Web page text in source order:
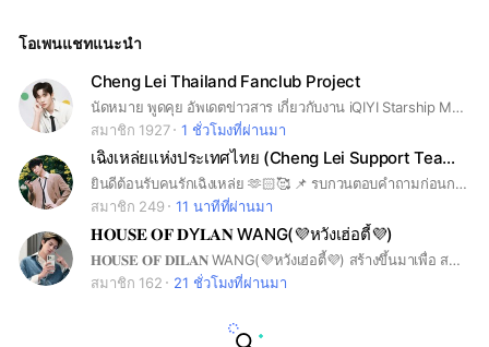
โอเพนแชทแนะนำ
Cheng Lei Thailand Fanclub Project
นัดหมาย พูดคุย อัพเดตข่าวสาร เกี่ยวกับงาน iQIYI Starship Meed and Greet ที่จะจัดขึ้นในวันที่ 25 เมษายน 2569
สมาชิก 1927
1 ชั่วโมงที่ผ่านมา
เฉิงเหล่ยแห่งประเทศไทย (Cheng Lei Support Team 🇹🇭)
ยินดีต้อนรับคนรักเฉิงเหล่ย 🫶🏻🥰 📌 รบกวนตอบคำถามก่อนกดเข้าบ้านค่ะ
สมาชิก 249
11 นาทีที่ผ่านมา
𝐇𝐎𝐔𝐒𝐄 𝐎𝐅 𝐃Y𝐋𝐀𝐍 WANG(💜หวังเฮ่อตี้💜)
𝐇𝐎𝐔𝐒𝐄 𝐎𝐅 𝐃𝐈𝐋𝐀𝐍 WANG(💜หวังเฮ่อตี้💜) สร้างขึ้นมาเพื่อ สนับสนุน/ติดตาม support อัปเดตผลงาน/ข่าวสารของหวังเฮ่อตี้ แบบ Real Time ในฐานะเมนเดี่ยวคนเดียวเท่านั้น‼️
สมาชิก 162
21 ชั่วโมงที่ผ่านมา